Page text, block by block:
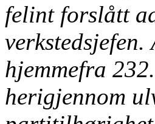
felint forslått
verkstedsjefen.
hjemmefra
herigjennom